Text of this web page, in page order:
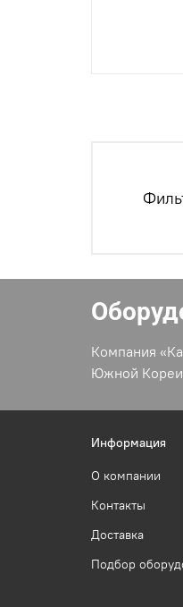
Компания
Южной Кореи
Информация
О компании
Контакты
Доставка
Подбор